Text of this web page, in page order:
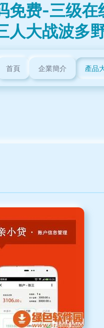
费-三级
人大战波多
首頁 企業簡介 產品